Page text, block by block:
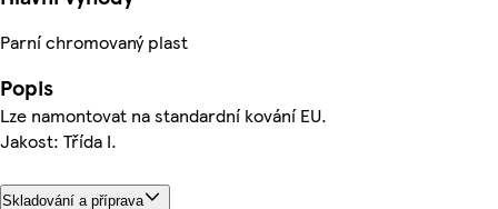
Parní chromovaný plast
Popis
Lze namontovat na standardní kování EU.
Jakost: Třída I.
Skladování a příprava